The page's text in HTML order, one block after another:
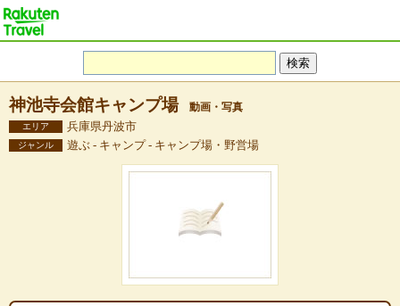
神池寺会館キャンプ場 動画・写真
エリア 兵庫県丹波市
ジャンル 遊ぶ - キャンプ - キャンプ場・野営場